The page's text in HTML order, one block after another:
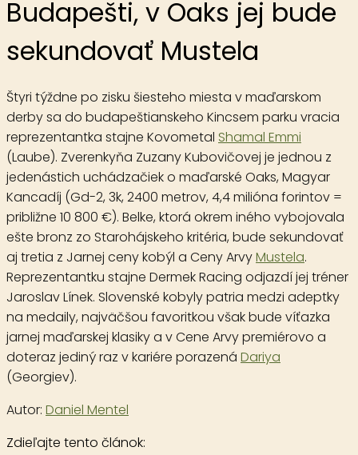
Budapešti, v Oaks jej bude
sekundovať Mustela
Štyri týždne po zisku šiesteho miesta v maďarskom
derby sa do budapeštianskeho Kincsem parku vracia
reprezentantka stajne Kovometal Shamal Emmi
(Laube). Zverenkyňa Zuzany Kubovičovej je jednou z
jedenástich uchádzačiek o maďarské Oaks, Magyar
Kancadíj (Gd-2, 3k, 2400 metrov, 4,4 milióna forintov =
približne 10 800 €). Belke, ktorá okrem iného vybojovala
ešte bronz zo Starohájskeho kritéria, bude sekundovať
aj tretia z Jarnej ceny kobýl a Ceny ArvyMustela.
Reprezentantku stajne Dermek Racing odjazdí jej tréner
Jaroslav Línek. Slovenské kobyly patria medzi adeptky
na medaily, najväčšou favoritkou však bude víťazka
jarnej maďarskej klasiky a v Cene Arvy premiérovo a
doteraz jediný raz v kariére porazená Dariya
(Georgiev).
Autor: Daniel Mentel
Zdieľajte tento článok: